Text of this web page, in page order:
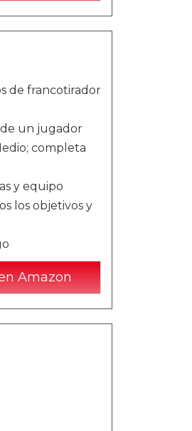
de francotirador
de un jugador
completa
y equipo
los objetivos y
Amazon